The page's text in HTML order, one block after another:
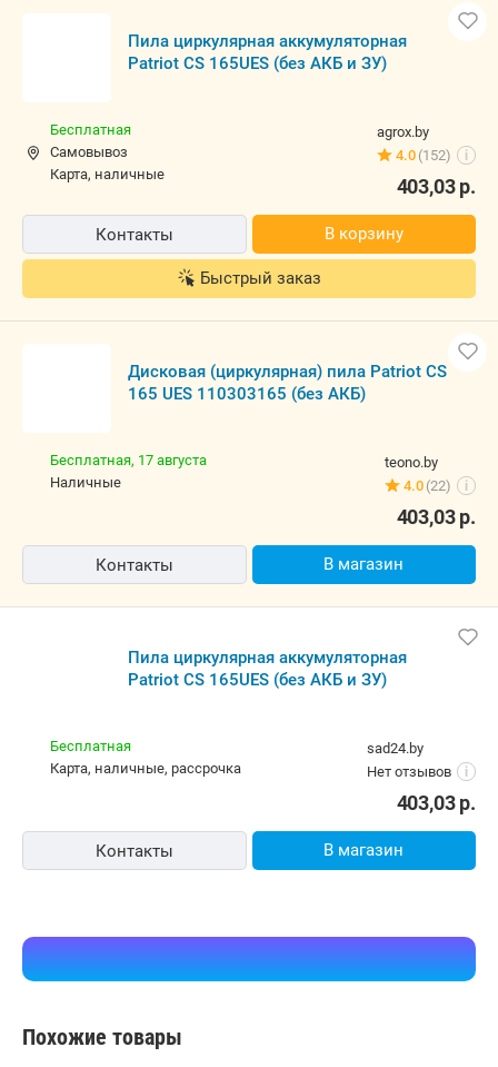
Пила циркулярная аккумуляторная
Patriot CS 165UES (без АКБ и ЗУ)
agrox.by
4.0 (152) i
Бесплатная
Самовывоз
карта, наличные
403,03р.
Контакты В корзину
Быстрый заказ
Дисковая (циркулярная) пила Patriot CS
165 UES 110303165 (без АКБ)
teono.by
4.0 (22) i
Бесплатная, 17 августа
наличные
403,03р.
Контакты В магазин
Пила циркулярная аккумуляторная
Patriot CS 165UES (без АКБ и ЗУ)
sad24.by
Нет отзывов
i
Бесплатная
карта, наличные, рассрочка
403,03р.
Контакты В магазин
Похожие товары